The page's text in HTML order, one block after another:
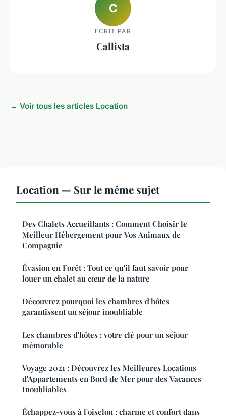
C
ECRIT PAR
Callista
← Voir tous les articles Location
Location — Sur le même sujet
Des Chalets Accueillants : Comment Choisir le
Meilleur Hébergement pour Vos Animaux de
Compagnie
Évasion en Forêt : Tout ce qu'il faut savoir pour
louer un chalet au cœur de la nature
Découvrez pourquoi les chambres d'hôtes
garantissent un séjour inoubliable
Les chambres d'hôtes : votre clé pour un séjour
mémorable
Voyage 2021 : Découvrez les Meilleures Locations
d'Appartements en Bord de Mer pour des Vacances
Inoubliables
Échappez-vous à l'oiselon : charme et confort dans